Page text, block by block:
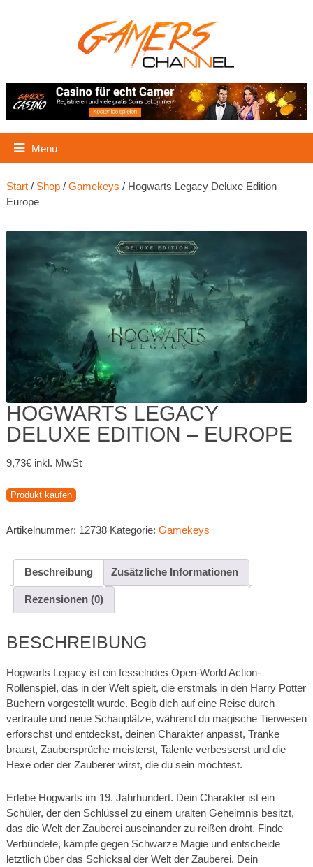
Menu
Start/ Shop/ Gamekeys / Hogwarts Legacy Deluxe Edition –
Europe
HOGWARTS LEGACY
DELUXE EDITION – EUROPE
9,73€ inkl. MwSt
Produkt kaufen
Artikelnummer: 12738 Kategorie: Gamekeys
Beschreibung Zusätzliche Informationen
Rezensionen (0)
BESCHREIBUNG
Hogwarts Legacy ist ein fesselndes Open-World Action-
Rollenspiel, das in der Welt spielt, die erstmals in den Harry Potter
Büchern vorgestellt wurde. Begib dich auf eine Reise durch
vertraute und neue Schauplätze, während du magische Tierwesen
erforschst und entdeckst, deinen Charakter anpasst, Tränke
braust, Zaubersprüche meisterst, Talente verbesserst und die
Hexe oder der Zauberer wirst, die du sein möchtest.
Erlebe Hogwarts im 19. Jahrhundert. Dein Charakter ist ein
Schüler, der den Schlüssel zu einem uralten Geheimnis besitzt,
das die Welt der Zauberei auseinander zu reißen droht. Finde
Verbündete, kämpfe gegen Schwarze Magie und entscheide
letztlich über das Schicksal der Welt der Zauberei. Dein